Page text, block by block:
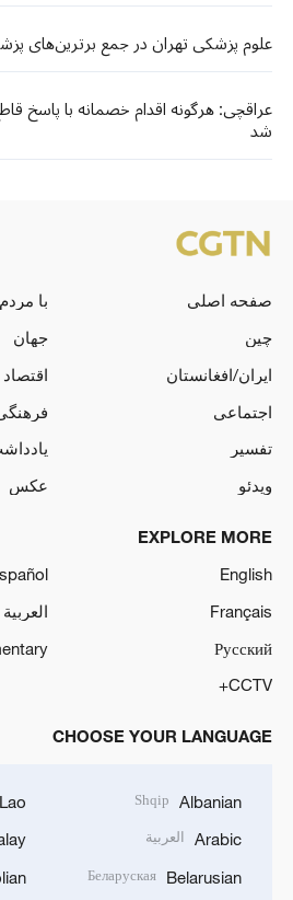
علوم پزشکی تهران در جمع برترین‌های
عراقچی: هرگونه اقدام خصمانه با پاسخ
شد
صفحه اصلی
با مردم
چین
جهان
ایران/افغانستان
اقتصاد
اجتماعی
تفسیر
ویدئو
عکس
EXPLORE MORE
English
Français
العربية
Русский
CCTV+
CHOOSE YOUR LANGUAGE
Albanian
Shqip
Arabic العربية
Belarusian
Беларуская
Lao